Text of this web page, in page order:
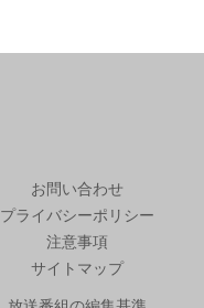
お問い合わせ
プライバシーポリシー
注意事項
サイトマップ